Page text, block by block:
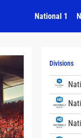
National 1
Divisions